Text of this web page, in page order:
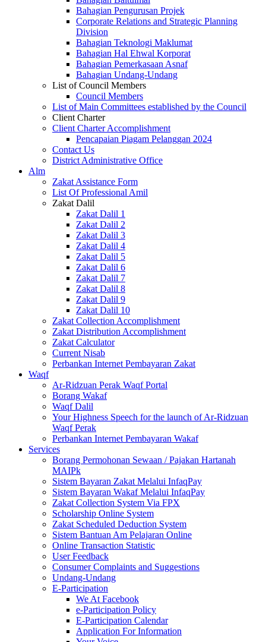
Bahagian Pengurusan Projek
Corporate Relations and Strategic Planning
Division
Bahagian Teknologi Maklumat
Bahagian Hal Ehwal Korporat
Bahagian Pemerkasaan Asnaf
Bahagian Undang-Undang
List of Council Members
Council Members
List of Main Committees established by the Council
Client Charter
Client Charter Accomplishment
Pencapaian Piagam Pelanggan 2024
Contact Us
District Administrative Office
Alm
Zakat Assistance Form
List Of Professional Amil
Zakat Dalil
Zakat Dalil 1
Zakat Dalil 2
Zakat Dalil 3
Zakat Dalil 4
Zakat Dalil 5
Zakat Dalil 6
Zakat Dalil 7
Zakat Dalil 8
Zakat Dalil 9
Zakat Dalil 10
Zakat Collection Accomplishment
Zakat Distribution Accomplishment
Zakat Calculator
Current Nisab
Perbankan Internet Pembayaran Zakat
Waqf
Ar-Ridzuan Perak Waqf Portal
Borang Wakaf
Waqf Dalil
Your Highness Speech for the launch of Ar-Ridzuan
Waqf Perak
Perbankan Internet Pembayaran Wakaf
Services
Borang Permohonan Sewaan / Pajakan Hartanah
MAIPk
Sistem Bayaran Zakat Melalui InfaqPay
Sistem Bayaran Wakaf Melalui InfaqPay
Zakat Collection System Via FPX
Scholarship Online System
Zakat Scheduled Deduction System
Sistem Bantuan Am Pelajaran Online
Online Transaction Statistic
User Feedback
Consumer Complaints and Suggestions
Undang-Undang
E-Participation
We At Facebook
e-Participation Policy
E-Participation Calendar
Application For Information